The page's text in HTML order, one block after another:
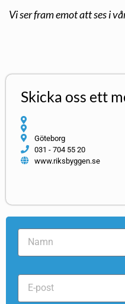
Vi ser fram emot att ses i
Skicka oss ett
Göteborg
031 - 704 55 20
www.riksbyggen.se